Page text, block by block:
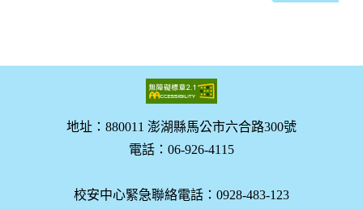
地址：880011 澎湖縣馬公市六合路300號
電話：06-926-4115
校安中心緊急聯絡電話：0928-483-123